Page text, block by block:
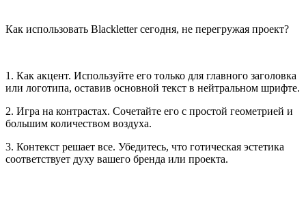
Как использовать Blackletter сегодня, не перегружая проект?
1. Как акцент. Используйте его только для главного заголовка
или логотипа, оставив основной текст в нейтральном шрифте.
2. Игра на контрастах. Сочетайте его с простой геометрией и
большим количеством воздуха.
3. Контекст решает все. Убедитесь, что готическая эстетика
соответствует духу вашего бренда или проекта.